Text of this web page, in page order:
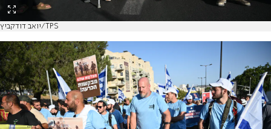
יואב דודקביץ/TPS